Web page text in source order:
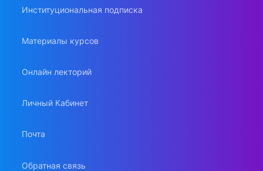
Институциональная подписка
Материалы курсов
Онлайн лекторий
Личный Кабинет
Почта
Обратная связь